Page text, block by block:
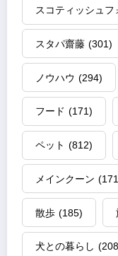
スコティッシュフ
スタパ齋藤 (301)
ノウハウ (294)
フード (171)
ペット (812)
メインクーン
散歩 (185)
犬との暮らし